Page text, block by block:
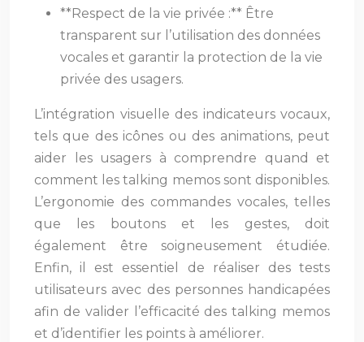
**Respect de la vie privée :** Être
transparent sur l’utilisation des données
vocales et garantir la protection de la vie
privée des usagers.
L’intégration visuelle des indicateurs vocaux,
tels que des icônes ou des animations, peut
aider les usagers à comprendre quand et
comment les talking memos sont disponibles.
L’ergonomie des commandes vocales, telles
que les boutons et les gestes, doit
également être soigneusement étudiée.
Enfin, il est essentiel de réaliser des tests
utilisateurs avec des personnes handicapées
afin de valider l’efficacité des talking memos
et d’identifier les points à améliorer.